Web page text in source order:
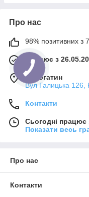
Про нас
98% позитивних з
Працює з
м. Рогатин
Вул Галицька 126,
Контакти
Сьогодні працює
Показати весь
Про нас
Контакти